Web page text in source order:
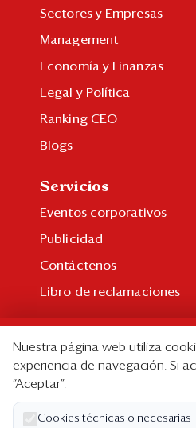
Sectores y Empresas
Management
Economía y Finanzas
Legal y Política
Ranking CEO
Blogs
Servicios
Eventos corporativos
Publicidad
Contáctenos
Libro de reclamaciones
Suscripción individual
Paquetes corporativos
Edición Impresa
Nuestra página web utiliza
experiencia de navegación. Si
“Aceptar”.
Cookies técnicas o necesarias